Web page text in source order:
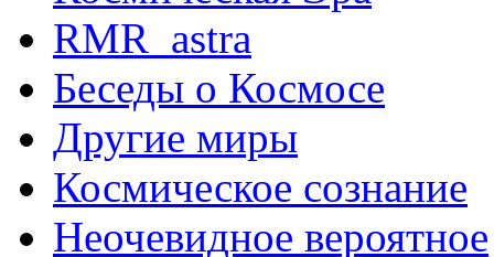
RMR_astra
Беседы о Космосе
Другие миры
Космическое сознание
Неочевидное вероятное